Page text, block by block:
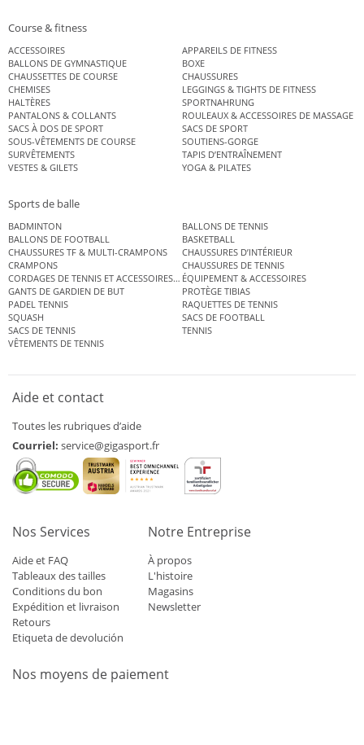
Course & fitness
ACCESSOIRES
APPAREILS DE FITNESS
BALLONS DE GYMNASTIQUE
BOXE
CHAUSSETTES DE COURSE
CHAUSSURES
CHEMISES
LEGGINGS & TIGHTS DE FITNESS
HALTÈRES
SPORTNAHRUNG
PANTALONS & COLLANTS
ROULEAUX & ACCESSOIRES DE MASSAGE
SACS À DOS DE SPORT
SACS DE SPORT
SOUS-VÊTEMENTS DE COURSE
SOUTIENS-GORGE
SURVÊTEMENTS
TAPIS D’ENTRAÎNEMENT
VESTES & GILETS
YOGA & PILATES
Sports de balle
BADMINTON
BALLONS DE TENNIS
BALLONS DE FOOTBALL
BASKETBALL
CHAUSSURES TF & MULTI-CRAMPONS
CHAUSSURES D’INTÉRIEUR
CRAMPONS
CHAUSSURES DE TENNIS
CORDAGES DE TENNIS ET ACCESSOIRES DE TENNISÉQUIPEMENT & ACCESSOIRES
GANTS DE GARDIEN DE BUT
PROTÈGE TIBIAS
PADEL TENNIS
RAQUETTES DE TENNIS
SQUASH
SACS DE FOOTBALL
SACS DE TENNIS
TENNIS
VÊTEMENTS DE TENNIS
Aide et contact
Toutes les rubriques d’aide
Courriel: service@gigasport.fr
Nos Services
Aide et FAQ
Tableaux des tailles
Conditions du bon
Expédition et livraison
Retours
Etiqueta de devolución
Notre Entreprise
À propos
L'histoire
Magasins
Newsletter
Nos moyens de paiement